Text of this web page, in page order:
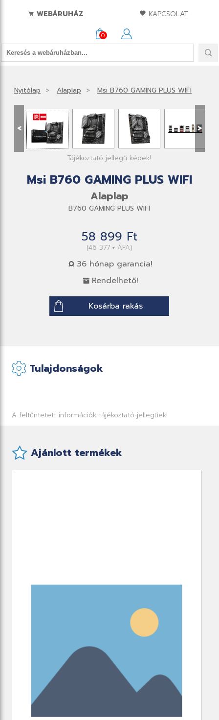
WEBÁRUHÁZ
KAPCSOLAT
0
Nyitólap Alaplap Msi B760 GAMING PLUS WIFI
< >
Tájékoztató-jellegű képek!
Msi B760 GAMING PLUS WIFI
Alaplap
B760 GAMING PLUS WIFI
58 899 Ft
(46 377 + ÁFA)
36 hónap garancia!
Rendelhető!
Kosárba rakás
Tulajdonságok
A feltűntetett információk tájékoztató-jellegűek!
Ajánlott termékek